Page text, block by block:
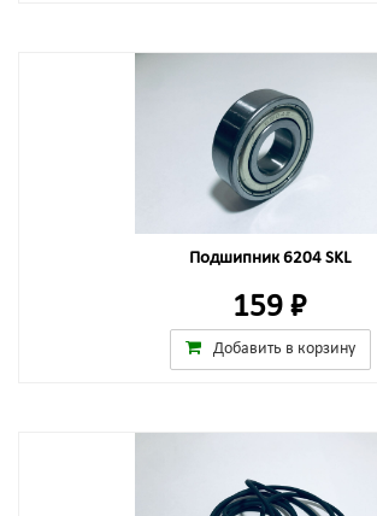
Подшипник 6204 SKL
159 ₽
Добавить в корзину